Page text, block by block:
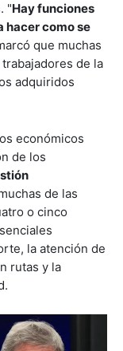
"Hay funciones
hacer como se
que muchas
de la
adquiridos
económicos
de los
de las
o cinco
la atención de
rutas y la